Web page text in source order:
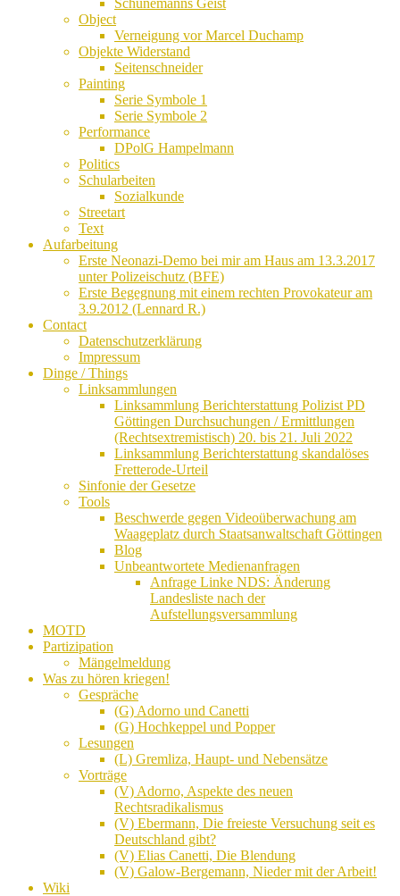
Schünemanns Geist
Object
Verneigung vor Marcel Duchamp
Objekte Widerstand
Seitenschneider
Painting
Serie Symbole 1
Serie Symbole 2
Performance
DPolG Hampelmann
Politics
Schularbeiten
Sozialkunde
Streetart
Text
Aufarbeitung
Erste Neonazi-Demo bei mir am Haus am 13.3.2017
unter Polizeischutz (BFE)
Erste Begegnung mit einem rechten Provokateur am
3.9.2012 (Lennard R.)
Contact
Datenschutzerklärung
Impressum
Dinge / Things
Linksammlungen
Linksammlung Berichterstattung Polizist PD
Göttingen Durchsuchungen / Ermittlungen
(Rechtsextremistisch) 20. bis 21. Juli 2022
Linksammlung Berichterstattung skandalöses
Fretterode-Urteil
Sinfonie der Gesetze
Tools
Beschwerde gegen Videoüberwachung am
Waageplatz durch Staatsanwaltschaft Göttingen
Blog
Unbeantwortete Medienanfragen
Anfrage Linke NDS: Änderung
Landesliste nach der
Aufstellungsversammlung
MOTD
Partizipation
Mängelmeldung
Was zu hören kriegen!
Gespräche
(G) Adorno und Canetti
(G) Hochkeppel und Popper
Lesungen
(L) Gremliza, Haupt- und Nebensätze
Vorträge
(V) Adorno, Aspekte des neuen
Rechtsradikalismus
(V) Ebermann, Die freieste Versuchung seit es
Deutschland gibt?
(V) Elias Canetti, Die Blendung
(V) Galow-Bergemann, Nieder mit der Arbeit!
Wiki